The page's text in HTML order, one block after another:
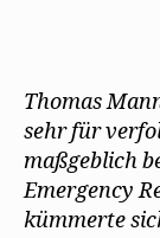
Thomas
sehr für
maßgeblich
Emergency
kümmerte